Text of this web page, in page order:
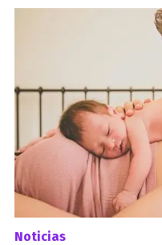
el
Noticias